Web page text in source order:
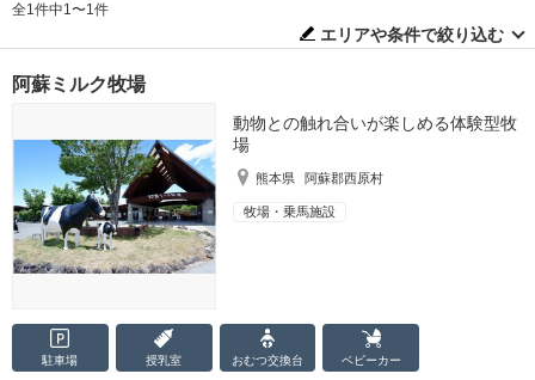
全1件中1〜1件
エリアや条件で絞り込む
阿蘇ミルク牧場
動物との触れ合いが楽しめる体験型牧
場
熊本県 阿蘇郡西原村
牧場・乗馬施設
駐車場 授乳室 おむつ交換台 ベビーカー